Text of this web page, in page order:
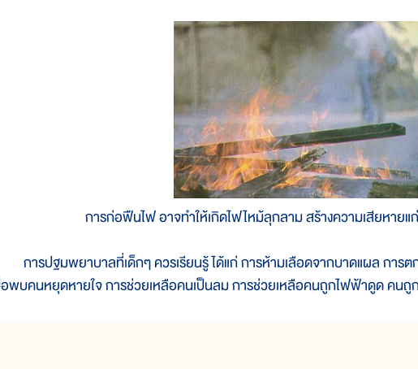
การก่อฟืนไฟ อาจทำให้เกิดไฟไหม้ลุกลาม สร้างความเสียหาย
การปฐมพยาบาลที่เด็กๆ ควรเรียนรู้ ได้แก่ การห้ามเลือดจากบาดแผล การต
อพบคนหยุดหายใจ การช่วยเหลือคนเป็นลม การช่วยเหลือคนถูกไฟฟ้าดูด คนถู